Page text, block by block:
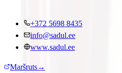
+372 5698 8435
info@sadul.ee
www.sadul.ee
Maršruts→